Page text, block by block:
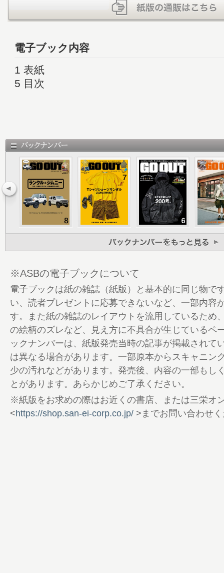
電子ブック内容
1 表紙
5 目次
22 おしゃれアウトドアな、スタイルサン
OUTDOOR SHOW 2025
32 Feel The Cool 2025高温対策必須！ こ
ためのギアたち。
44 家と車。 暮らしの拠点、お出かけの相
わりスタイル。
46 「家」編 住環境も、ジブンらしくこ
STYLE拝見
62 「車」編 PART 1 機能も、個性も、雰
76 「車」編 PART 2 車×アウトドア最前
OUTDOOR SHOW 2025
88 「車」編 PART 3 アウトドアカスタ
車完成!!
98 「車」編 PART 4 一目惚れで乗って
イブリッド。
104 「車」編 PART 5 今だからこそ狙い
中古車セレクション。
110 GO OUT JIMNY CLUB
115 GO OUT Choice
120 BRAND PICK UP TANNUKI
126 TOKYO OUTDOOR SHOW 2025
※ASBの電子ブックについて
電子ブックは紙の雑誌（紙版）と基本的に同じ物で
い、読者プレゼントに応募できないなど、一部内容
す。また紙の雑誌のレイアウトを流用しているため
の絵柄のズレなど、見え方に不具合が生じているペ
ックナンバーは、紙版発売当時の記事が掲載されて
は異なる場合があります。一部原本からスキャニン
少の汚れなどがあります。発売後、内容の一部もし
とがあります。あらかじめご了承ください。
※紙版をお求めの際はお近くの書店、または三栄オ
<https://shop.san-ei-corp.co.jp/ >までお問い合わせ